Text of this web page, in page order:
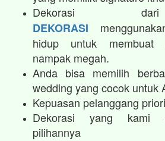
Dekorasi
DEKORASI
hidup untuk membuat
nampak megah.​
Anda bisa memilih
wedding yang cocok untuk
Kepuasan pelanggang
Dekorasi yang kami
pilihannya